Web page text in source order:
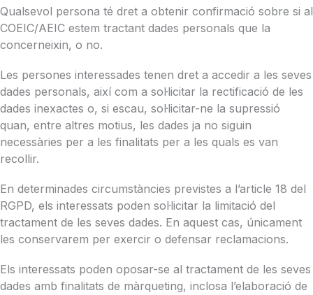
Qualsevol persona té dret a obtenir confirmació sobre si al
COEIC/AEIC estem tractant dades personals que la
concerneixin, o no.
Les persones interessades tenen dret a accedir a les seves
dades personals, així com a sol·licitar la rectificació de les
dades inexactes o, si escau, sol·licitar-ne la supressió
quan, entre altres motius, les dades ja no siguin
necessàries per a les finalitats per a les quals es van
recollir.
En determinades circumstàncies previstes a l’article 18 del
RGPD, els interessats poden sol·licitar la limitació del
tractament de les seves dades. En aquest cas, únicament
les conservarem per exercir o defensar reclamacions.
Els interessats poden oposar-se al tractament de les seves
dades amb finalitats de màrqueting, inclosa l’elaboració de